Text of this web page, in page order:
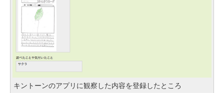
キントーンのアプリに観察した内容を登録したところ